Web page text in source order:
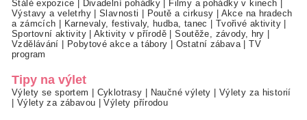
Stálé expozice Divadelní pohádky Filmy a pohádky v kinech
Výstavy a veletrhy|Slavnosti Poutě a cirkusy
Akce na hradech
a zámcích
Karnevaly, festivaly, hudba, tanec Tvořivé aktivity
Sportovní aktivity|Aktivity v přírodě |Soutěže, závody, hry
Vzdělávání
Pobytové akce a tábory Ostatní zábava |TV
program
Tipy na výlet
Výlety se sportem Cyklotrasy Naučné výlety
Výlety za historií
Výlety za zábavou |Výlety přírodou